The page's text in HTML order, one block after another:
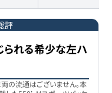
評
られる希少な左ハ
の流通はございません。本